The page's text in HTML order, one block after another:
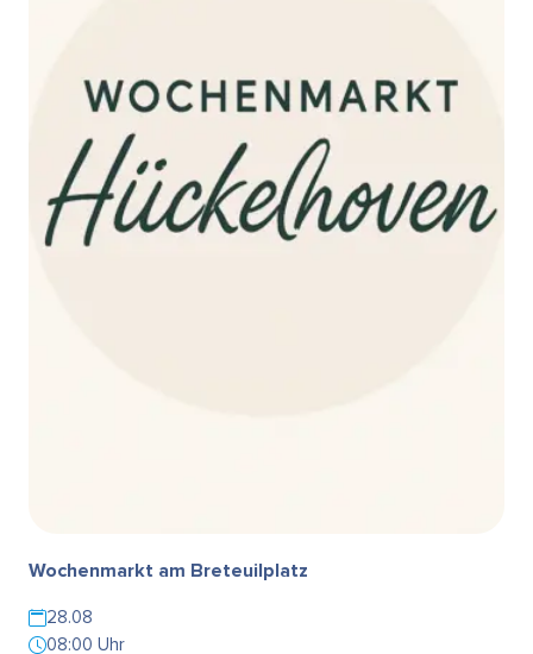
Wochenmarkt am Breteuilplatz
28.08
08:00 Uhr